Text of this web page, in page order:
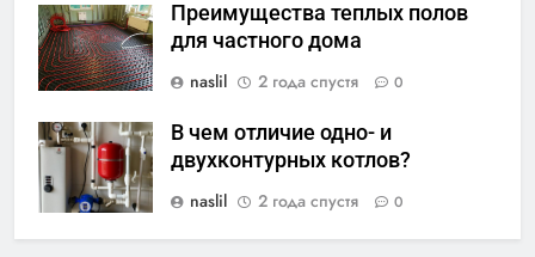
Преимущества теплых полов
для частного дома
naslil
2 года спустя 0
В чем отличие одно- и
двухконтурных котлов?
naslil
2 года спустя 0